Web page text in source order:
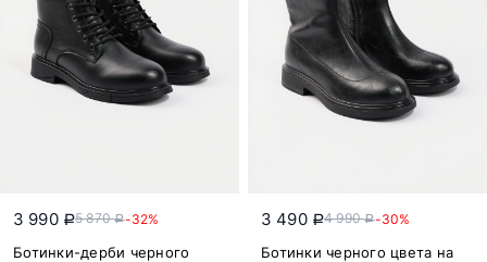
3 990 a5 870a-32%
Ботинки-дерби черного
3 490 a4 990a-30%
Ботинки черного цвета на